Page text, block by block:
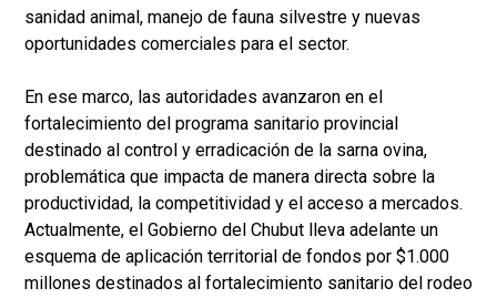
sanidad animal, manejo de fauna silvestre y nuevas
oportunidades comerciales para el sector.
En ese marco, las autoridades avanzaron en el
fortalecimiento del programa sanitario provincial
destinado al control y erradicación de la sarna ovina,
problemática que impacta de manera directa sobre la
productividad, la competitividad y el acceso a mercados.
Actualmente, el Gobierno del Chubut lleva adelante un
esquema de aplicación territorial de fondos por $1.000
millones destinados al fortalecimiento sanitario del rodeo